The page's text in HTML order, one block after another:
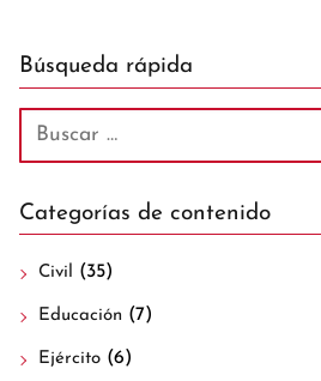
Búsqueda rápida
Categorías de contenido
Civil (35)
Educación (7)
Ejército (6)